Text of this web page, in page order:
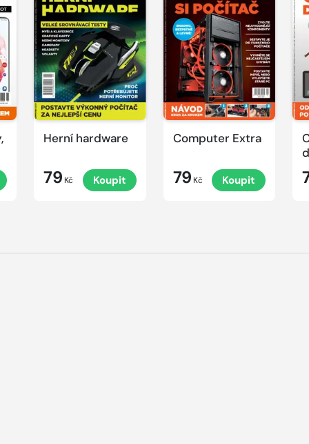
Herní hardware
79 Kč Koupit
Computer Extra
79 Kč Koupit